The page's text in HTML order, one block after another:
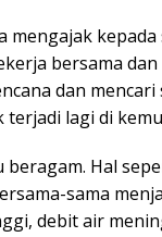
mengajak
bersama
dan mencari
terjadi lagi di
beragam. Hal
sama
debit air